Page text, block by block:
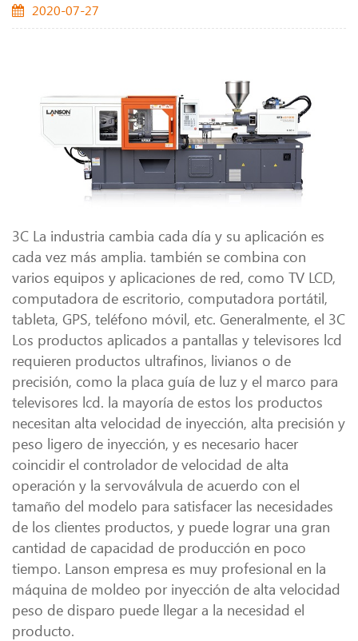
2020-07-27
3C La industria cambia cada día y su aplicación es
cada vez más amplia. también se combina con
varios equipos y aplicaciones de red, como TV LCD,
computadora de escritorio, computadora portátil,
tableta, GPS, teléfono móvil, etc. Generalmente, el 3C
Los productos aplicados a pantallas y televisores lcd
requieren productos ultrafinos, livianos o de
precisión, como la placa guía de luz y el marco para
televisores lcd. la mayoría de estos los productos
necesitan alta velocidad de inyección, alta precisión y
peso ligero de inyección, y es necesario hacer
coincidir el controlador de velocidad de alta
operación y la servoválvula de acuerdo con el
tamaño del modelo para satisfacer las necesidades
de los clientes productos, y puede lograr una gran
cantidad de capacidad de producción en poco
tiempo. Lanson empresa es muy profesional en la
máquina de moldeo por inyección de alta velocidad
peso de disparo puede llegar a la necesidad el
producto.